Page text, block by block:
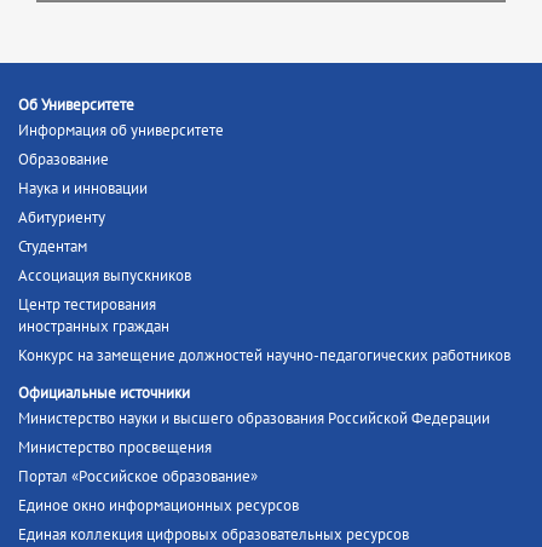
Об Университете
Информация об университете
Образование
Наука и инновации
Абитуриенту
Студентам
Ассоциация выпускников
Центр тестирования
иностранных граждан
Конкурс на замещение должностей научно-педагогических работников
Официальные источники
Министерство науки и высшего образования Российской Федерации
Министерство просвещения
Портал «Российское образование»
Единое окно информационных ресурсов
Единая коллекция цифровых образовательных ресурсов